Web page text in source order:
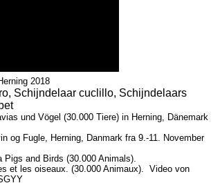
2018
Schijndelaar cuclillo, Schijndelaars
und Vögel (30.000 Tiere) in Herning, Dänemark
og Fugle, Herning, Danmark fra 9.-11. November
Pigs and Birds (30.000 Animals).
et les oiseaux. (30.000 Animaux). Video von